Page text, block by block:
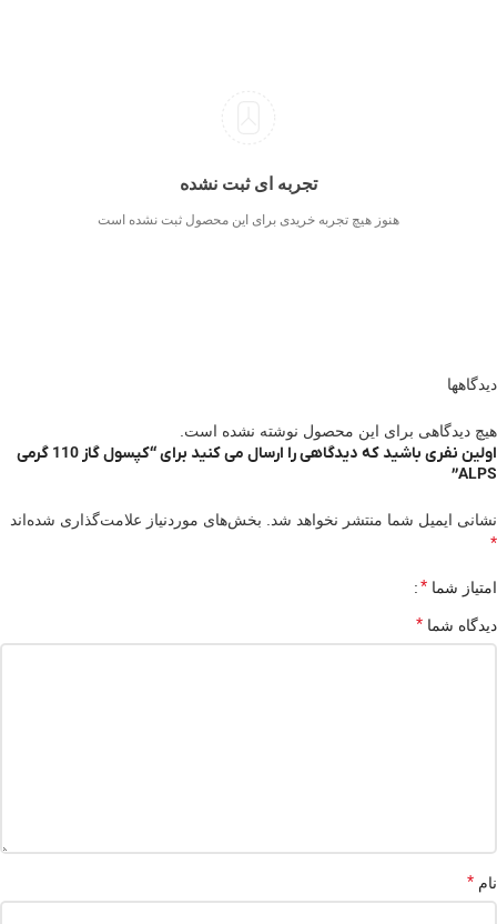
تجربه ای ثبت نشده
هنوز هیچ تجربه خریدی برای این محصول ثبت نشده است
دیدگاهها
هیچ دیدگاهی برای این محصول نوشته نشده است.
اولین نفری باشید که دیدگاهی را ارسال می کنید برای “کپسول گاز 110 گرمی
ALPS”
نشانی ایمیل شما منتشر نخواهد شد. بخش‌های موردنیاز علامت‌گذاری شده‌اند
*
امتیاز شما *
دیدگاه شما *
نام *